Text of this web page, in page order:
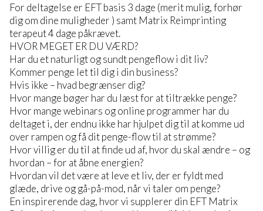
For deltagelse er EFT basis 3 dage (merit mulig, forhør
dig om dine muligheder ) samt Matrix Reimprinting
terapeut 4 dage påkrævet.
HVOR MEGET ER DU VÆRD?
Har du et naturligt og sundt pengeflow i dit liv?
Kommer penge let til dig i din business?
Hvis ikke – hvad begrænser dig?
Hvor mange bøger har du læst for at tiltrække penge?
Hvor mange webinars og online programmer har du
deltaget i, der endnu ikke har hjulpet dig til at komme ud
over rampen og få dit penge-flow til at strømme?
Hvor villig er du til at finde ud af, hvor du skal ændre – og
hvordan – for at åbne energien?
Hvordan vil det være at leve et liv, der er fyldt med
glæde, drive og gå-på-mod, når vi taler om penge?
En inspirerende dag, hvor vi supplerer din EFT Matrix